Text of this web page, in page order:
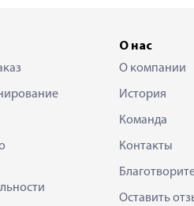
О нас
О компании
История
Команда
Контакты
Оставить